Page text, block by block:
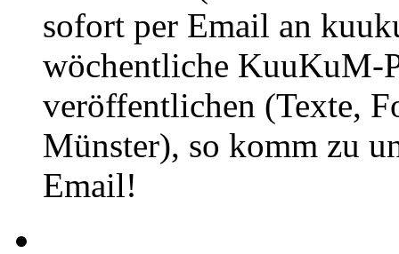
sofort per Email an
wöchentliche KuuKuM-
veröffentlichen (Texte,
Münster), so komm zu
Email!